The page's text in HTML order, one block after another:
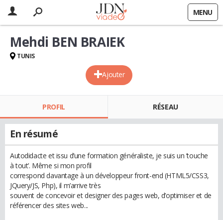
MENU
Ajouter
Mehdi BEN BRAIEK
TUNIS
PROFIL RÉSEAU
En résumé
Autodidacte et issu d’une formation généraliste, je suis un ‘touche
à tout’. Même si mon profil
correspond davantage à un développeur front-end (HTML5/CSS3,
JQuery/JS, Php), il m’arrive très
souvent de concevoir et designer des pages web, d’optimiser et de
référencer des sites web...